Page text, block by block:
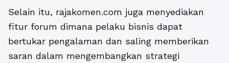
Selain itu, rajakomen.com juga menyediakan
fitur forum dimana pelaku bisnis dapat
bertukar pengalaman dan saling memberikan
saran dalam mengembangkan strategi